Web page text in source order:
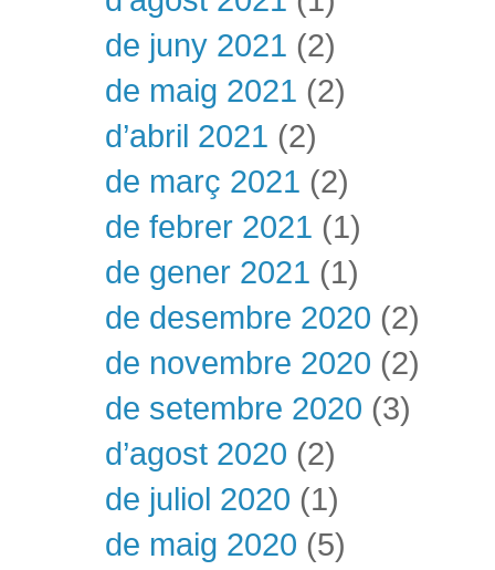
de juny 2021 (2)
de maig 2021 (2)
d’abril 2021 (2)
de març 2021 (2)
de febrer 2021 (1)
de gener 2021 (1)
de desembre 2020 (2)
de novembre 2020 (2)
de setembre 2020 (3)
d’agost 2020 (2)
de juliol 2020 (1)
de maig 2020 (5)